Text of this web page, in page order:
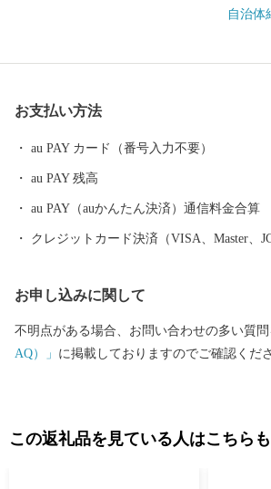
ます。また、１７世紀から踊りつがれてい
自治体
お支払い方法
au PAY カード（番号入力不要）
au PAY 残高
au PAY（auかんたん決済）通信料金合算
クレジットカード決済（VISA、Master、
お申し込みに関して
不明点がある場合、お問い合わせの多い質問
AQ）」 に掲載しておりますのでご確認くだ
この返礼品を見ている人はこちら